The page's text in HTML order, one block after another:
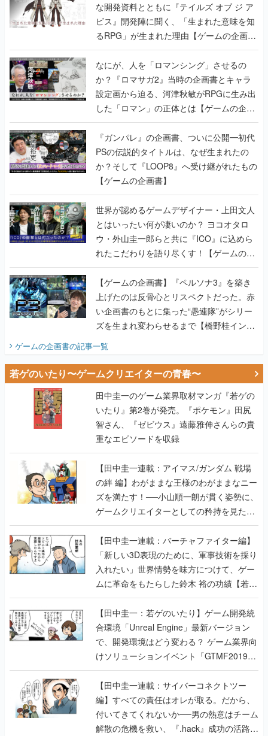
な開発資料とともに『テイルズ オブ ジ ア
ビス』開発陣に聞く、「生まれた意味を知
るRPG」が生まれた理由【ゲームの企画
書】
なにが、人を「ロマンシング」させるの
か？『ロマサガ2』当時の企画書とキャラ
設定画から迫る、河津秋敏がRPGに生み出
した「ロマン」の正体とは【ゲームの企画
書】
『ガンパレ』の企画書、ついに公開━初代
PSの伝説的タイトルは、なぜ生まれたの
か？そして『LOOP8』へ受け継がれたもの
【ゲームの企画書】
世界が認めるゲームデザイナー・上田文人
とはいったい何が凄いのか？ ヨコオタロ
ウ・外山圭一郎らと共に『ICO』に込めら
れたこだわりを語り尽くす！【ゲームの企
画書】
【ゲームの企画書】『ペルソナ3』を築き
上げたのは反骨心とリスペクトだった。赤
い企画書のもとに集った“愚連隊”がシリー
ズを生まれ変わらせるまで【橋野桂インタ
ビュー】
ゲームの企画書の記事一覧
若ゲのいたり〜ゲームクリエイターの青春〜
田中圭一のゲーム業界取材マンガ『若ゲの
いたり』第2巻が発売。『ポケモン』田尻
智さん、『ゼビウス』遠藤雅伸さんらの貴
重なエピソードを収録
【田中圭一連載：アイマス/ガンダム 戦場
の絆 編】わがままな王様のわがままなニー
ズを満たす！──小山順一朗が貫く姿勢に、
ゲームクリエイターとしての矜持を見た
【若ゲのいたり最終回】
【田中圭一連載：バーチャファイター編】
「新しい3D表現のために、軍事技術を採り
入れたい」世界情勢を味方につけて、ゲー
ムに革命をもたらした鈴木 裕の功績【若ゲ
のいたり】
【田中圭一：若ゲのいたり】ゲーム開発統
合環境「Unreal Engine」最新バージョン
で、開発環境はどう変わる？ ゲーム業界向
けソリューションイベント「GTMF2019」
に行って、より理解を深めよう【PR】
【田中圭一連載：サイバーコネクトツー
編】すべての責任はオレが取る。だから、
付いてきてくれないか──男の熱意はチーム
解散の危機を救い、『.hack』成功の活路を